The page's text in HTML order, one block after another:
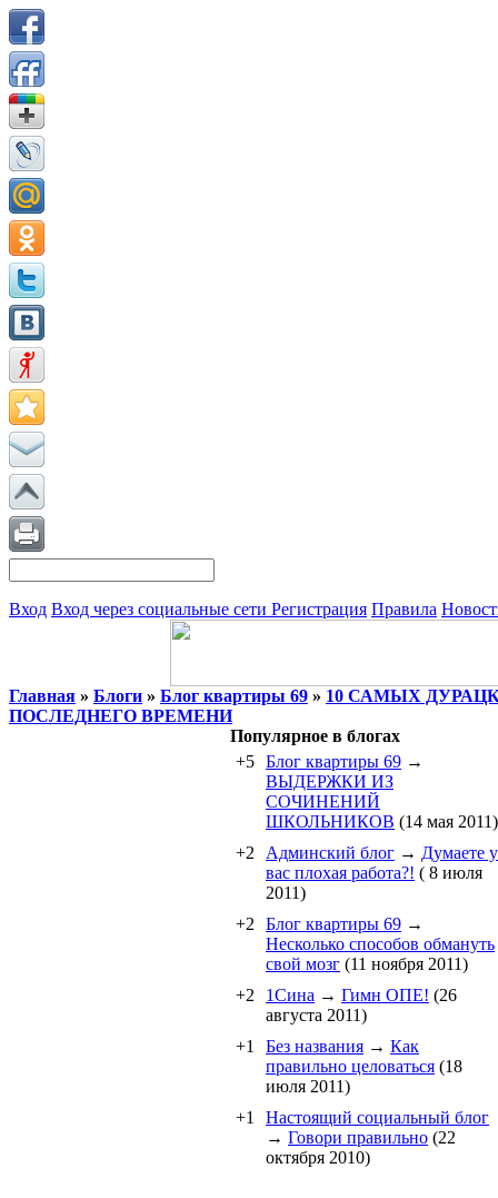
Вход Вход через социальные сети Регистрация Правила
Главная » Блоги » Блог квартиры 69 » 10 САМЫХ
ПОСЛЕДНЕГО ВРЕМЕНИ
Популярное в блогах
+5 Блог квартиры 69 →
ВЫДЕРЖКИ ИЗ
СОЧИНЕНИЙ
ШКОЛЬНИКОВ (14 мая 2011)
+2
Админский блог → Думаете у
вас плохая работа?! ( 8 июля
2011)
+2
Блог квартиры 69 →
Несколько способов обмануть
свой мозг (11 ноября 2011)
+2
1Cина → Гимн ОПЕ! (26
августа 2011)
+1
Без названия → Как
правильно целоваться (18
июля 2011)
+1
Настоящий социальный блог
→ Говори правильно (22
октября 2010)